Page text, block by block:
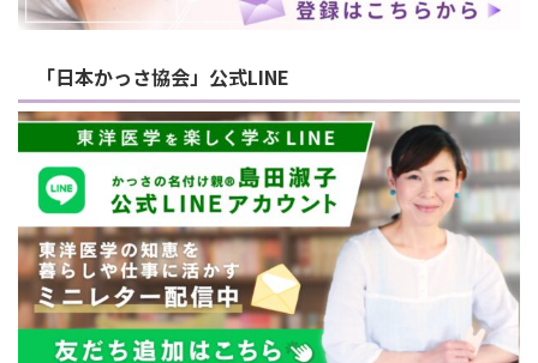
「日本かっさ協会」公式LINE